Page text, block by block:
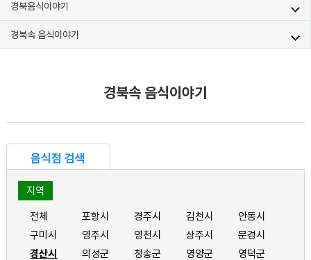
경북음식이야기
경북속 음식이야기
경북속 음식이야기
음식점 검색
지역
전체 포항시 경주시 김천시
안동시
구미시
영주시 영천시 상주시
문경시
경산시
의성군 청송군 영양군
영덕군